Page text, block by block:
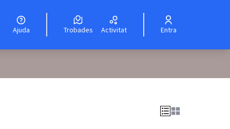
Ajuda Trobades Activitat Entra